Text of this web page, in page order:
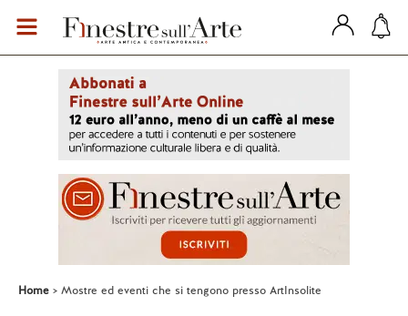
Home Mostre ed eventi che si tengono presso ArtInsolite